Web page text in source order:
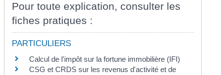
Pour toute explication, consulter les
fiches pratiques :
PARTICULIERS
Calcul de l'impôt sur la fortune immobilière (IFI)
CSG et CRDS sur les revenus d'activité et de